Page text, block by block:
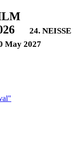
24. NEISSE
May 2027